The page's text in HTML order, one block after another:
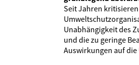
Seit Jahren
Unabhängigkeit des
und die zu geringe
Auswirkungen auf die